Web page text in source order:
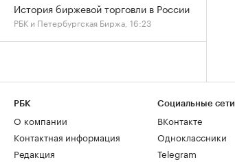
История биржевой торговли в России
РБК и Петербургская Биржа, 16:23
РБК
О компании
Контактная информация
Редакция
Социальные сети
ВКонтакте
Одноклассники
Telegram